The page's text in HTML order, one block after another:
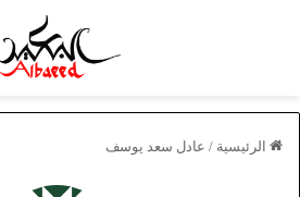
الرئيسية / عادل سعد يوسف